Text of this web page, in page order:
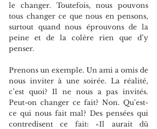
le changer. Toutefois, nous pouvons
tous changer ce que nous en pensons,
surtout quand nous éprouvons de la
peine et de la colère rien que d’y
penser.
Prenons un exemple. Un ami a omis de
nous inviter à une soirée. La réalité,
c’est quoi? Il ne nous a pas invités.
Peut-on changer ce fait? Non. Qu’est-
ce qui nous fait mal? Des pensées qui
contredisent ce fait: «Il aurait dû